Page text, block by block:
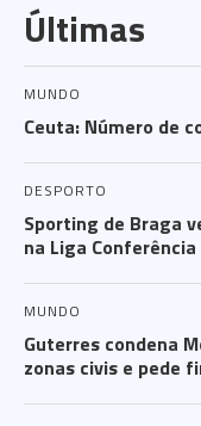
Últimas
MUNDO
Ceuta: Número de
DESPORTO
Sporting de Braga
na Liga Conferência
MUNDO
Guterres condena
zonas civis e pede